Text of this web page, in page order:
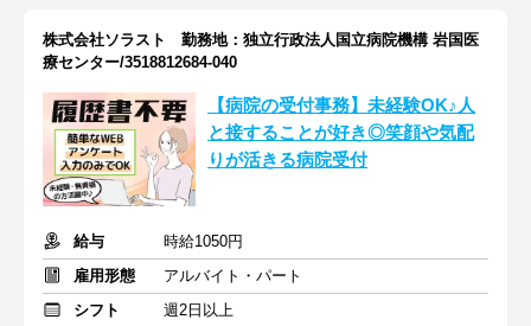
株式会社ソラスト 勤務地：独立行政法人国立病院機構 岩国医
療センター/3518812684-040
【病院の受付事務】未経験OK♪人
と接することが好き◎笑顔や気配
りが活きる病院受付
給与
時給1050円
雇用形態
アルバイト・パート
シフト
週2日以上